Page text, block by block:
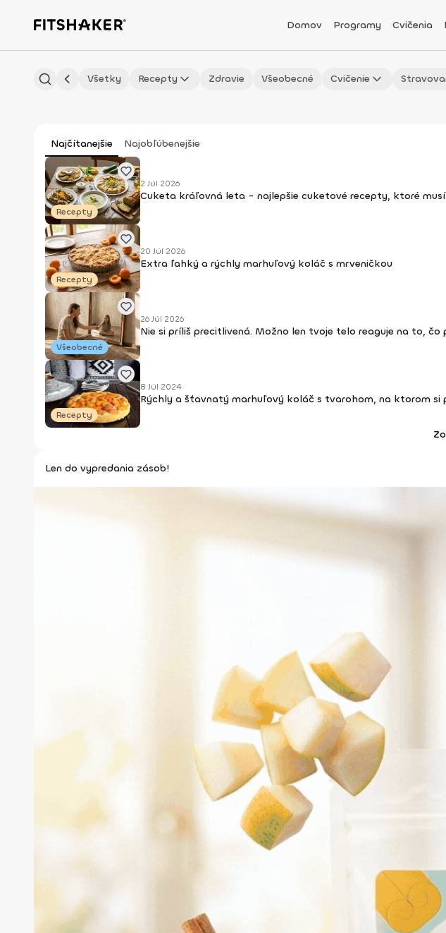
Domov Programy Cvičenia
Všetky Recepty Zdravie Všeobecné Cvičenie
Najčítanejšie Najobľúbenejšie
Recepty
2 Júl 2026
Cuketa kráľovná leta - najlepšie cuketové recepty, ktoré
Recepty
20 Júl 2026
Extra ľahký a rýchly marhuľový koláč s mrveničkou
Všeobecné
26 Júl 2026
Nie si príliš precitlivená. Možno len tvoje telo reaguje na to, čo
Recepty
8 Júl 2024
Rýchly a šťavnatý marhuľový koláč s tvarohom, na ktorom si
Len do vypredania zásob!